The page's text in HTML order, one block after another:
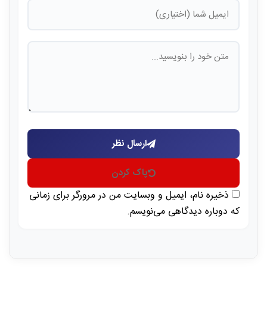
ارسال نظر
پاک کردن
ذخیره نام، ایمیل و وبسایت من در مرورگر برای زمانی
که دوباره دیدگاهی می‌نویسم.